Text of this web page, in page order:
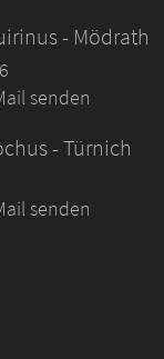
- Mödrath
senden
- Türnich
senden